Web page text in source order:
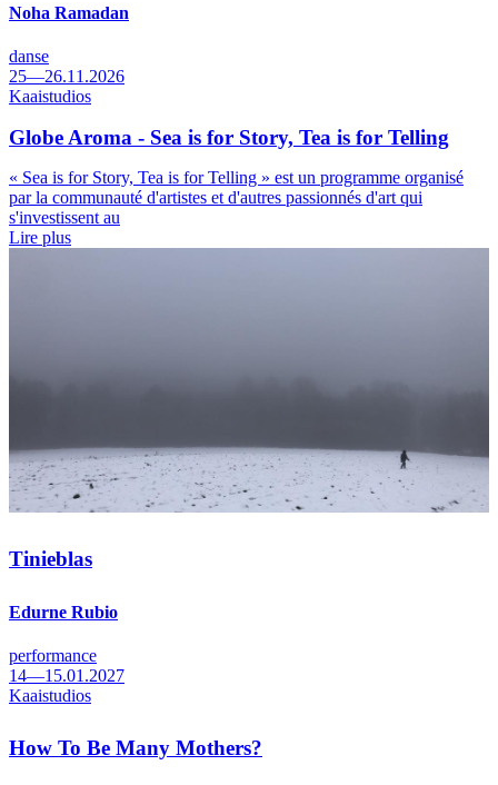
Noha Ramadan
danse
25—26.11.2026
Kaaistudios
Globe Aroma - Sea is for Story, Tea is for Telling
« Sea is for Story, Tea is for Telling » est un programme organisé
par la communauté d'artistes et d'autres passionnés d'art qui
s'investissent au
Lire plus
Tinieblas
Edurne Rubio
performance
14—15.01.2027
Kaaistudios
How To Be Many Mothers?